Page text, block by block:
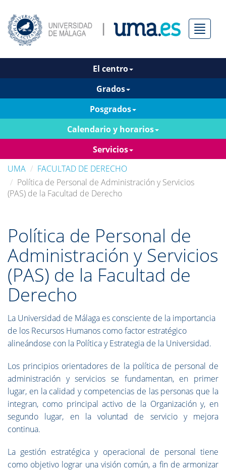
Menú
El centro
Grados
Posgrados
Calendario y horarios
Servicios
UMA
FACULTAD DE DERECHO
Política de Personal de Administración y Servicios
(PAS) de la Facultad de Derecho
Política de Personal de
Administración y Servicios
(PAS) de la Facultad de
Derecho
La Universidad de Málaga es consciente de la importancia
de los Recursos Humanos como factor estratégico
alineándose con la Política y Estrategia de la Universidad.
Los principios orientadores de la política de personal de
administración y servicios se fundamentan, en primer
lugar, en la calidad y competencias de las personas que la
integran, como principal activo de la Organización y, en
segundo lugar, en la voluntad de servicio y mejora
continua.
La gestión estratégica y operacional de personal tiene
como objetivo lograr una visión común, a fin de armonizar